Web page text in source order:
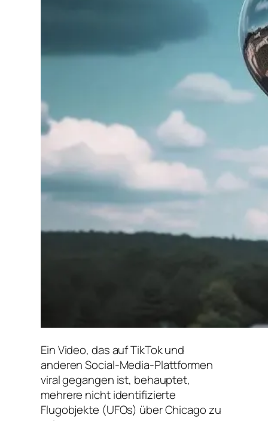
Ein Video, das auf TikTok und
anderen Social-Media-Plattformen
viral gegangen ist, behauptet,
mehrere nicht identifizierte
Flugobjekte (UFOs) über Chicago zu